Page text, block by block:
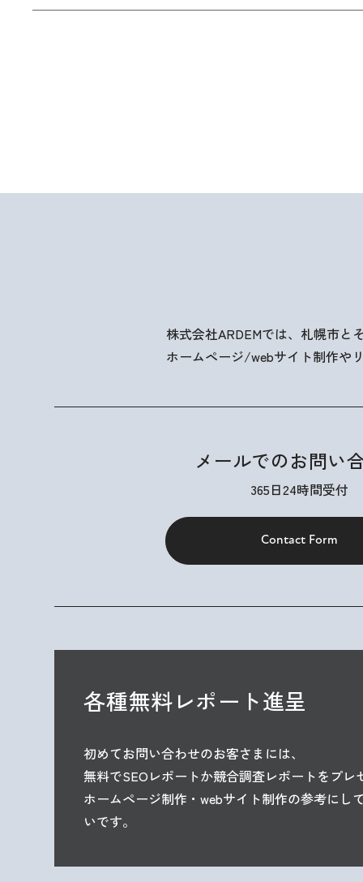
株式会社ARDEMでは、札幌市と
ホームページ/webサイト制作や
メールでのお問い
365日24時間受付
Contact Form
各種無料レポート進呈
初めてお問い合わせのお客さまには、
無料でSEOレポートか競合調査レポートを プレ
ホームページ制作・webサイト制作の参考にし
いです。